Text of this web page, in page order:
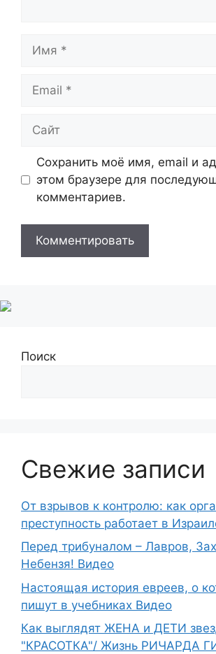
Имя
Email
Сайт
Сохранить моё имя, email и
этом браузере для
комментариев.
Поиск
Свежие записи
От взрывов к контролю: как
преступность работает в
Перед трибуналом – Лавров,
Небензя! Видео
Настоящая история евреев, о
пишут в учебниках Видео
Как выглядят ЖЕНА и ДЕТИ
"КРАСОТКА"/ Жизнь РИЧАРДА